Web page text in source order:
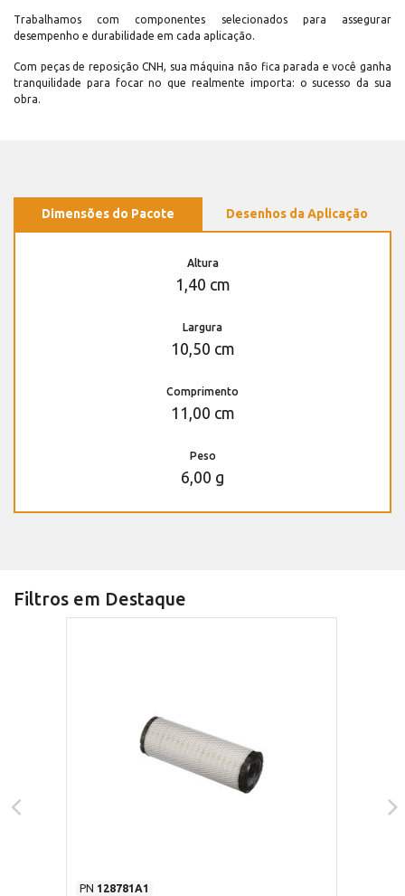
Trabalhamos com componentes selecionados para assegurar
desempenho e durabilidade em cada aplicação.
Com peças de reposição CNH, sua máquina não fica parada e você ganha
tranquilidade para focar no que realmente importa: o sucesso da sua
obra.
Dimensões do Pacote Desenhos da Aplicação
Altura
1,40 cm
Largura
10,50 cm
Comprimento
11,00 cm
Peso
6,00 g
Filtros em Destaque
PN 128781A1